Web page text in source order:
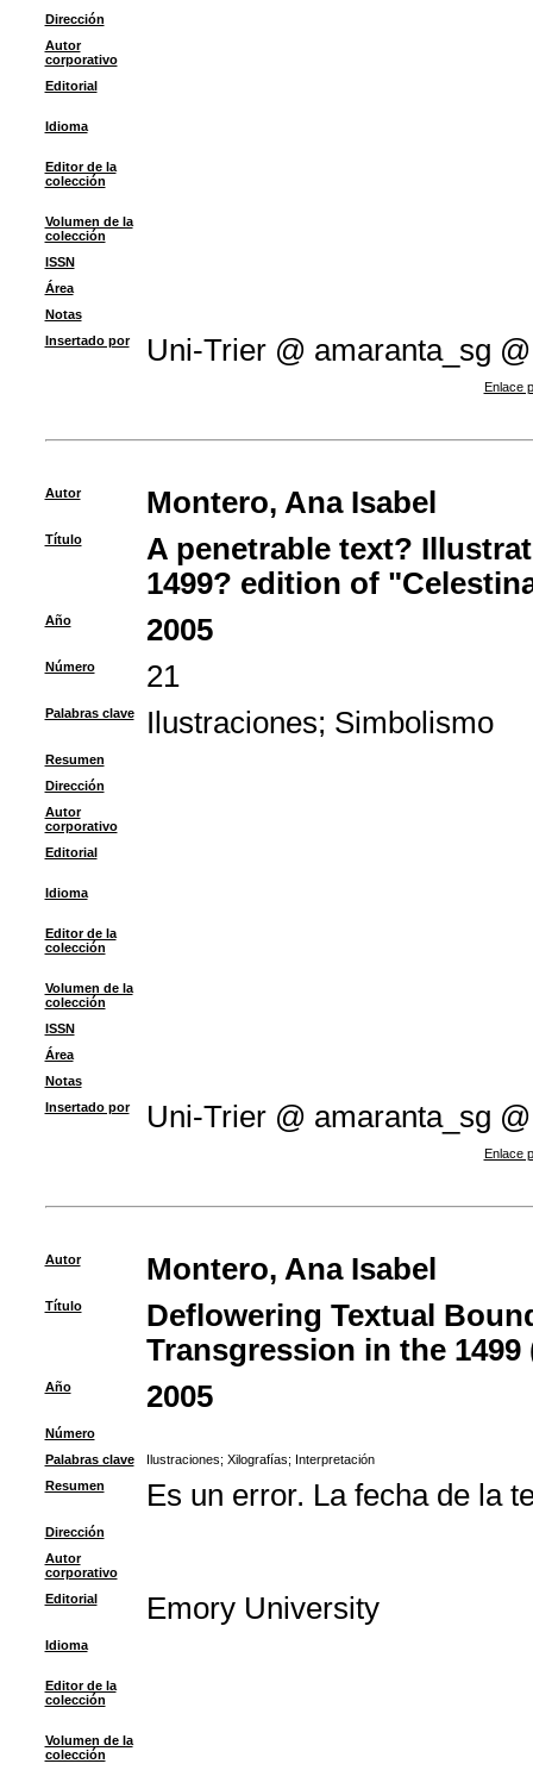
Dirección
Autor
corporativo
Editorial
Idioma
Editor de la
colección
Volumen de la
colección
ISSN
Área
Notas
Insertado por
Uni-Trier @ amaranta_sg @
Enlace
Autor Montero, Ana Isabel
Título
A penetrable text?
1499? edition of
Año 2005
Número 21
Palabras clave Ilustraciones; Simbolismo
Resumen
Dirección
Autor
corporativo
Editorial
Idioma
Editor de la
colección
Volumen de la
colección
ISSN
Área
Notas
Insertado por
Uni-Trier @ amaranta_sg @
Enlace
Autor Montero, Ana Isabel
Título
Deflowering Textual
Transgression in the
Año 2005
Número
Palabras clave
Ilustraciones; Xilografías; Interpretación
Resumen
Es un error. La fecha de la
Dirección
Autor
corporativo
Editorial
Emory University
Idioma
Editor de la
colección
Volumen de la
colección